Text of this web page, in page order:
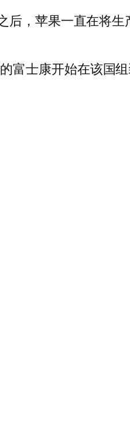
后，苹果一直在将
富士康开始在该国